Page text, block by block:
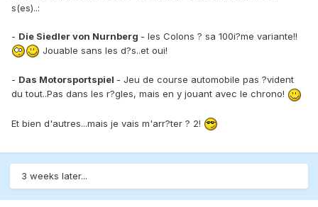
s(es)..:
- Die Siedler von Nurnberg - les Colons ? sa 100i?me variante!!
Jouable sans les d?s..et oui!
- Das Motorsportspiel - Jeu de course automobile pas ?vident
du tout..Pas dans les r?gles, mais en y jouant avec le chrono!
Et bien d'autres...mais je vais m'arr?ter ? 2!
3 weeks later...